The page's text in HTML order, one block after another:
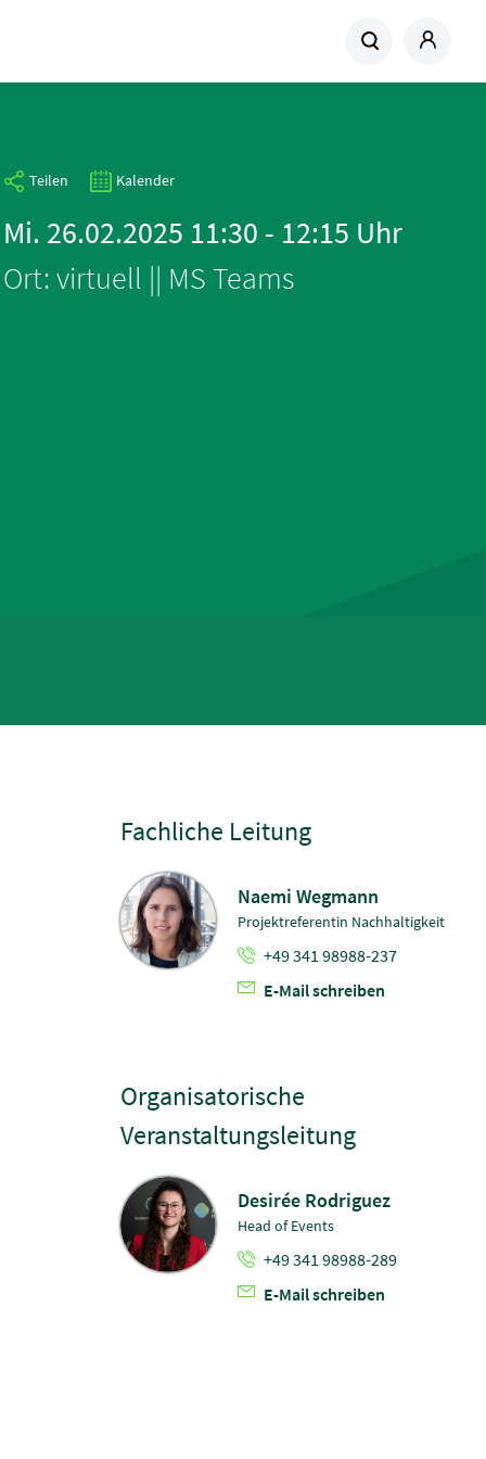
Teilen Kalender
Mi. 26.02.2025 11:30 - 12:15 Uhr
Ort: virtuell || MS Teams
Fachliche Leitung
Naemi Wegmann
Projektreferentin Nachhaltigkeit
+49 341 98988-237
E-Mail schreiben
Organisatorische
Veranstaltungsleitung
Desirée Rodriguez
Head of Events
+49 341 98988-289
E-Mail schreiben